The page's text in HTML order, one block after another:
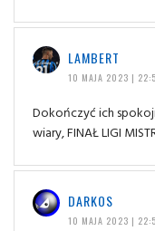
LAMBERT
10 MAJA 2023 |
Dokończyć ich
wiary, FINAŁ LIGI
DARKOS
10 MAJA 2023 |